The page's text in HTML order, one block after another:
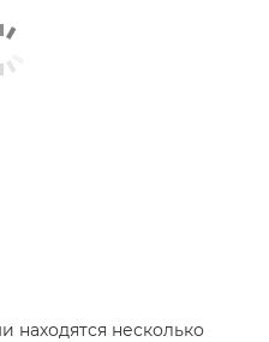
находятся несколько